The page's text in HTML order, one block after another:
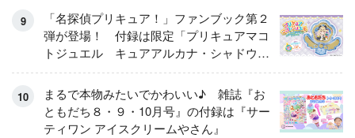
「名探偵プリキュア！」ファンブック第２
弾が登場！ 付録は限定「プリキュアマコ
トジュエル キュアアルカナ・シャドウ
アイスver.」 キュアエクレールを大特
集！
まるで本物みたいでかわいい♪ 雑誌『お
ともだち８・９・10月号』の付録は『サー
ティワン アイスクリームやさん』